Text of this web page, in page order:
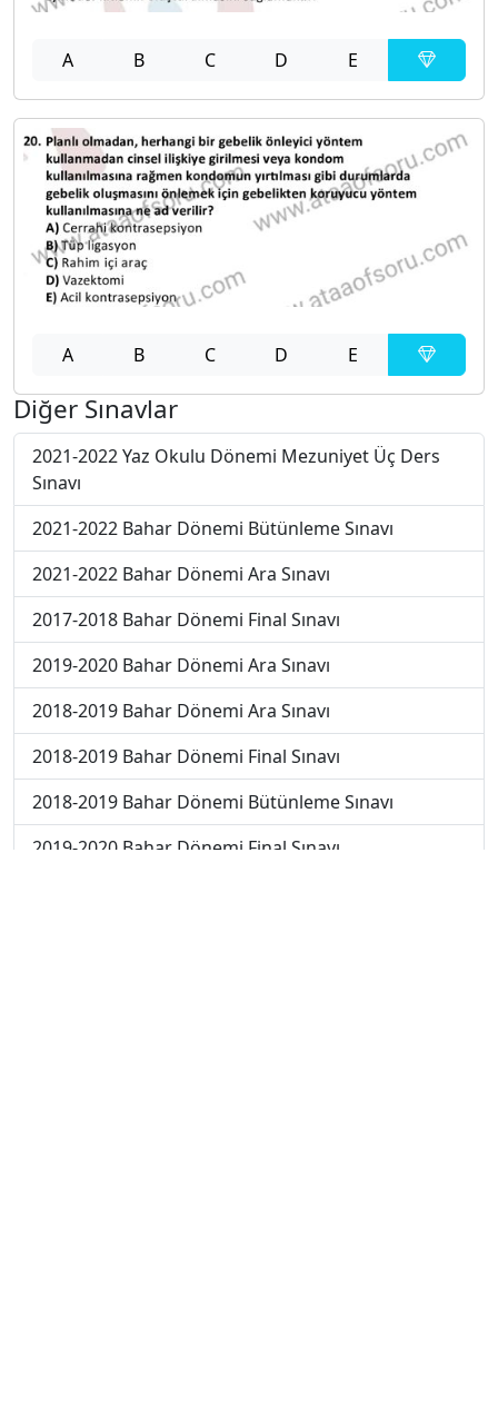
A B C D E
A B C D E
Diğer Sınavlar
2021-2022 Yaz Okulu Dönemi Mezuniyet Üç Ders
Sınavı
2021-2022 Bahar Dönemi Bütünleme Sınavı
2021-2022 Bahar Dönemi Ara Sınavı
2017-2018 Bahar Dönemi Final Sınavı
2019-2020 Bahar Dönemi Ara Sınavı
2018-2019 Bahar Dönemi Ara Sınavı
2018-2019 Bahar Dönemi Final Sınavı
2018-2019 Bahar Dönemi Bütünleme Sınavı
2019-2020 Bahar Dönemi Final Sınavı